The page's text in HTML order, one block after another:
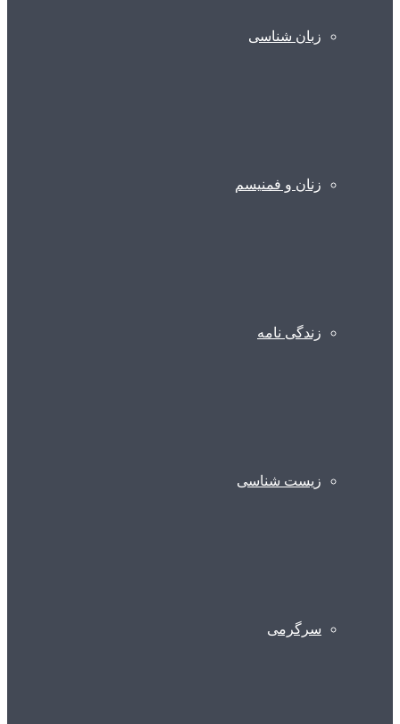
زبان شناسی
زنان و فمنیسم
زندگی نامه
زیست شناسی
سرگرمی